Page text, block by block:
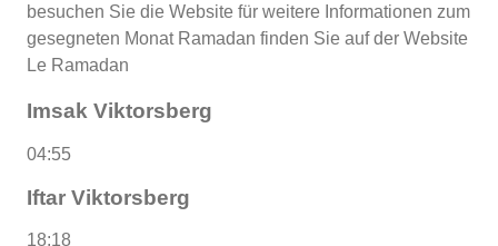
besuchen Sie die Website für weitere Informationen zum
gesegneten Monat Ramadan finden Sie auf der Website
Le Ramadan
Imsak Viktorsberg
04:55
Iftar Viktorsberg
18:18